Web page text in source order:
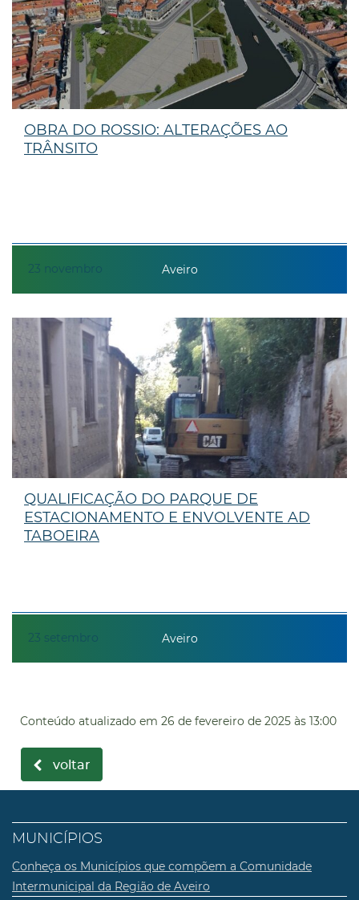
23 novembro
OBRA DO ROSSIO: ALTERAÇÕES AO
TRÂNSITO
Aveiro
23 setembro
QUALIFICAÇÃO DO PARQUE DE
ESTACIONAMENTO E ENVOLVENTE AD
TABOEIRA
Aveiro
Conteúdo atualizado em 26 de fevereiro de 2025 às 13:00
voltar
MUNICÍPIOS
Conheça os Municípios que compõem a Comunidade
Intermunicipal da Região de Aveiro